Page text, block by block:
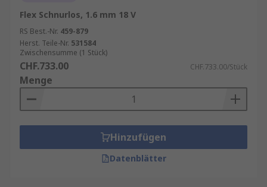
Flex Schnurlos, 1.6 mm 18 V
RS Best.-Nr. 459-879
Herst. Teile-Nr. 531584
Zwischensumme (1 Stück)
CHF.733.00 CHF.733.00/Stück
Menge
Hinzufügen
Datenblätter